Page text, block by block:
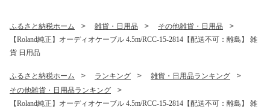
ふるさと納税ホーム 雑貨・日用品
その他雑貨・日用品
【Roland純正】オーディオケーブル 4.5m/RCC-15-2814【配送不可：離島】 雑
貨 日用品
ふるさと納税ホーム ランキング
雑貨・日用品ランキング
その他雑貨・日用品ランキング
【Roland純正】オーディオケーブル 4.5m/RCC-15-2814【配送不可：離島】 雑